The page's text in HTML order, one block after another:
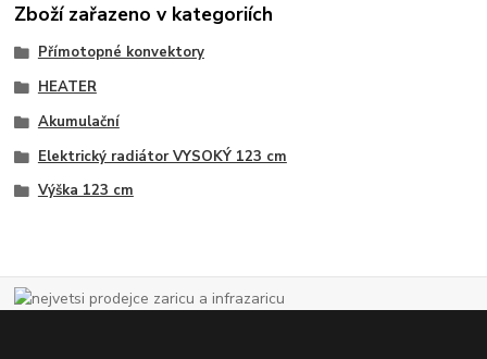
Zboží zařazeno v kategoriích
Přímotopné konvektory
HEATER
Akumulační
Elektrický radiátor VYSOKÝ 123 cm
Výška 123 cm